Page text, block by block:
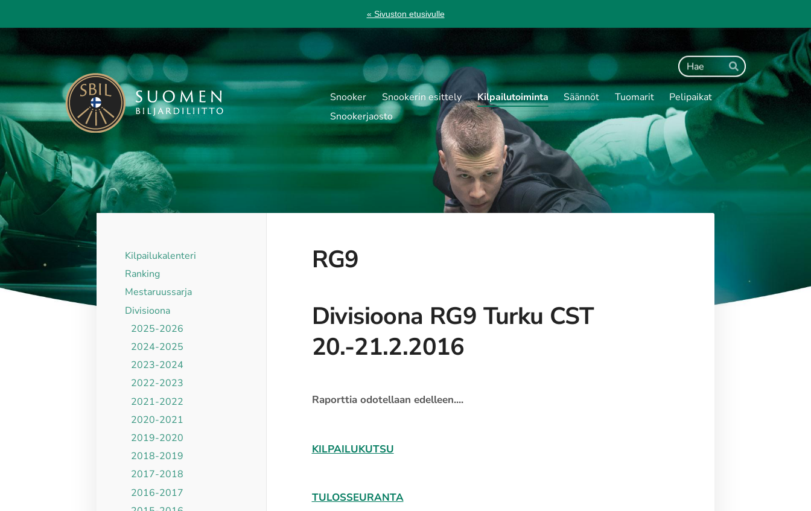
sivun
« Sivuston etusivulle
Haku
Hae
Suomen Biljardiliitto ry
Snooker Snookerin esittely Kilpailutoiminta Säännöt Tuomarit
Pelipaikat
Snookerjaosto
Kilpailukalenteri
Ranking
Mestaruussarja
Divisioona
2025-2026
2024-2025
2023-2024
2022-2023
2021-2022
2020-2021
2019-2020
2018-2019
2017-2018
2016-2017
RG9
Divisioona RG9 Turku CST
20.-21.2.2016
Raporttia odotellaan edelleen....
KILPAILUKUTSU
TULOSSEURANTA